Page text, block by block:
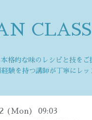
CLASS
格的な味のレシピと技をご
験を持つ講師が丁寧にレッ
(Mon) 09:03